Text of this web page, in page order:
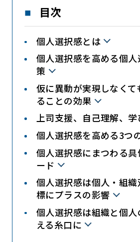
目次
個人選択感とは
個人選択感を高める個
策
仮に異動が実現しなくて
ることの効果
上司支援、自己理解、
個人選択感を高める3つ
個人選択感にまつわる
ード
個人選択感は個人・組
標にプラスの影響
個人選択感は組織と個
える糸口に